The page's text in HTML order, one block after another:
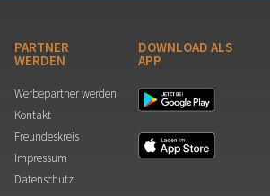
PARTNER
WERDEN
Werbepartner werden
Kontakt
Freundeskreis
Impressum
Datenschutz
DOWNLOAD ALS
APP